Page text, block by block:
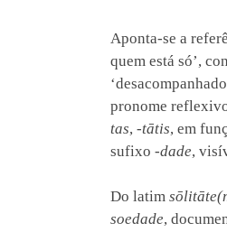
Aponta-se a
quem está só’,
pronome
tas, -tātis, em
sufixo -dade,
Do latim
soedade,